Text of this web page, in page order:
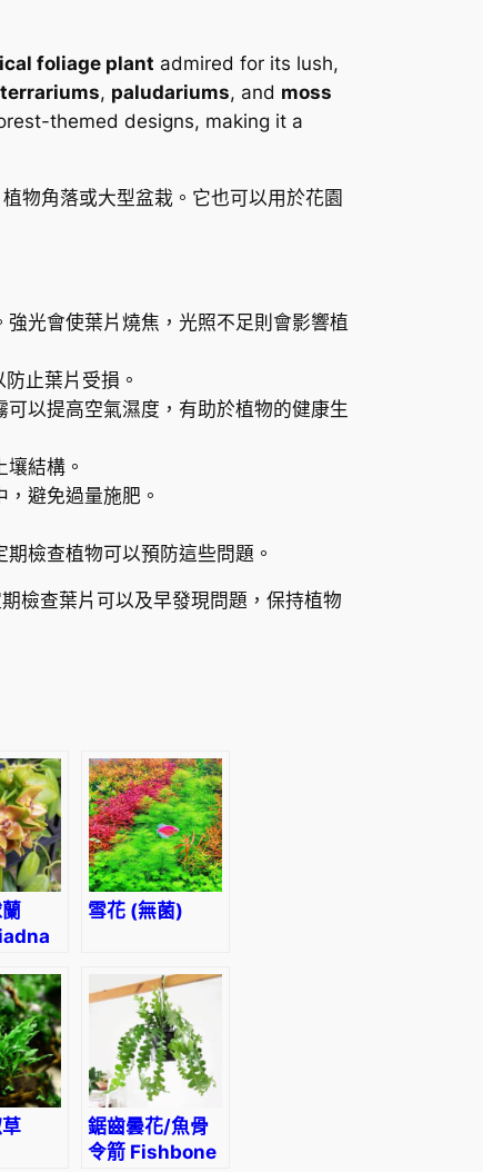
foliage plant admired for its lush,
terrariums, paludariums, and moss
themed designs, making it a
物角落或大型盆栽。它也可以用於花園
光會使葉片燒焦，光照不足則會影響植
止葉片受損。
以提高空氣濕度，有助於植物的健康生
結構。
避免過量施肥。
檢查植物可以預防這些問題。
檢查葉片可以及早發現問題，保持植物
雪花 (無菌)
鋸齒曇花/魚骨
令箭 Fishbone